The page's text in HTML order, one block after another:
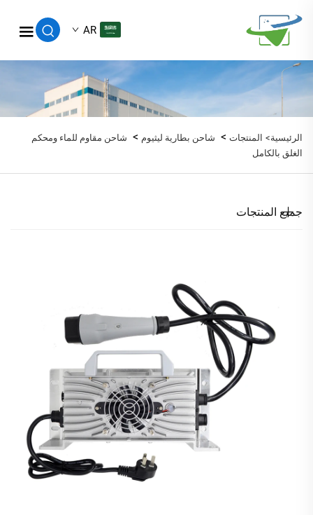
AR
الرئيسية> المنتجات > شاحن بطارية ليثيوم > شاحن مقاوم للماء ومحكم
الغلق بالكامل
جميع المنتجات